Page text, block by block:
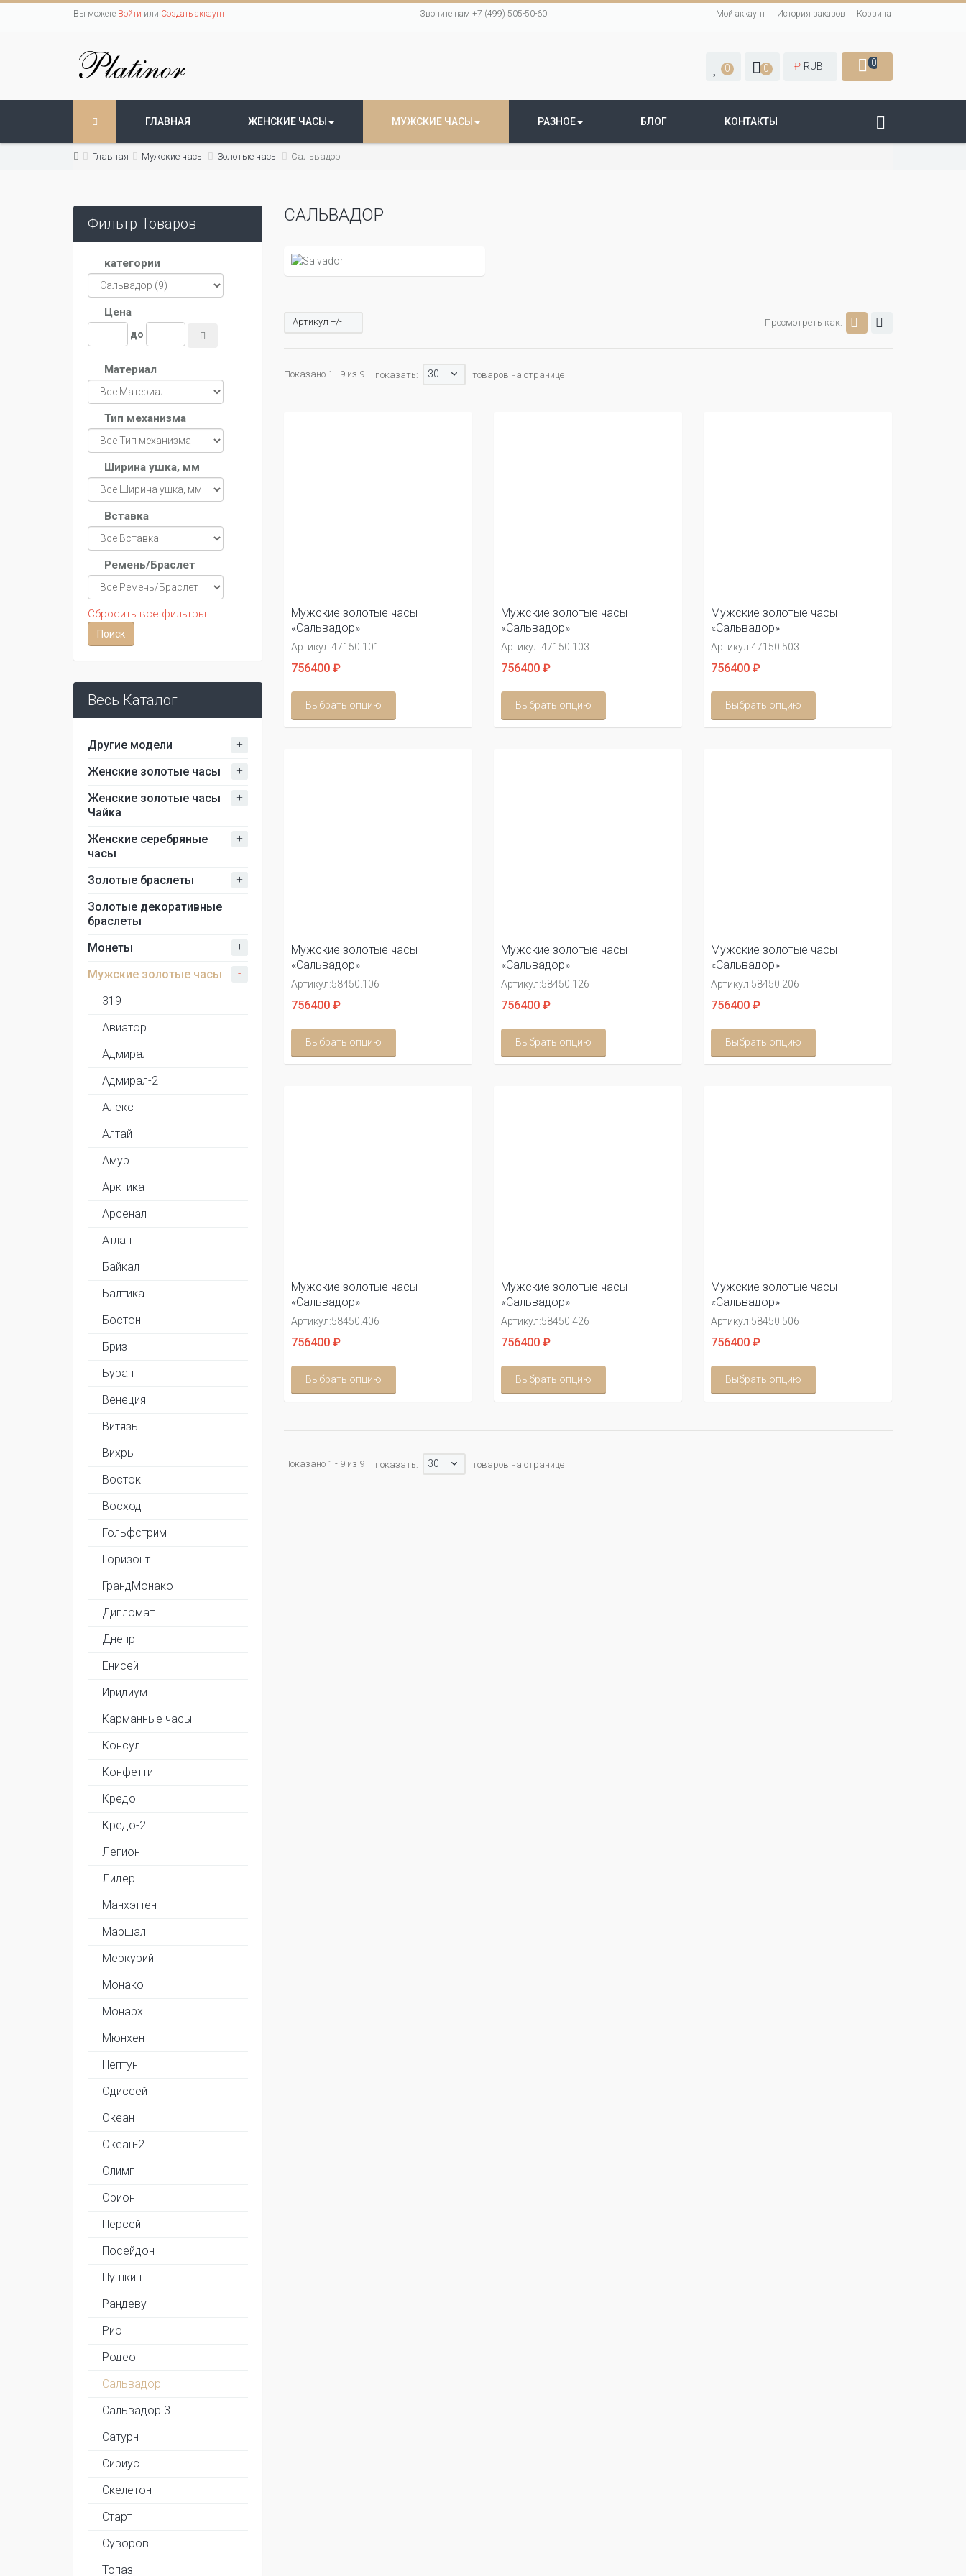
Вы можете Войти или Создать аккаунт Звоните нам +7 (499) 505-50-60 Мой аккаунт История заказов Корзина
0 0 ₽ RUB 0
ГЛАВНАЯ ЖЕНСКИЕ ЧАСЫ МУЖСКИЕ ЧАСЫ РАЗНОЕ БЛОГ КОНТАКТЫ
Главная Мужские часы Золотые часы Сальвадор
Фильтр Товаров
категории
Цена
до
Материал
Тип механизма
Ширина ушка, мм
Вставка
Ремень/Браслет
Сбросить все фильтры
Весь Каталог
Другие модели +
Женские золотые часы +
Женские золотые часы
Чайка
+
Женские серебряные
часы
+
Золотые браслеты +
Золотые декоративные
браслеты
Монеты
+
Мужские золотые часы -
319
Авиатор
Адмирал
Адмирал-2
Алекс
Алтай
Амур
Арктика
Арсенал
Атлант
Байкал
Балтика
Бостон
Бриз
Буран
Венеция
Витязь
Вихрь
Восток
Восход
Гольфстрим
Горизонт
ГрандМонако
Дипломат
Днепр
Енисей
Иридиум
Карманные часы
Консул
Конфетти
Кредо
Кредо-2
Легион
Лидер
Манхэттен
Маршал
Меркурий
Монако
Монарх
Мюнхен
Нептун
Одиссей
Океан
Океан-2
Олимп
Орион
Персей
Посейдон
Пушкин
Рандеву
Рио
Родео
Сальвадор
Сальвадор 3
Сатурн
Сириус
Скелетон
Старт
Суворов
Топаз
САЛЬВАДОР
Просмотреть как:
Артикул +/-
Показано 1 - 9 из 9 показать: 30 товаров на странице
Мужские золотые часы
«Сальвадор»
Артикул:47150.101
756400 ₽
Выбрать опцию
Мужские золотые часы
«Сальвадор»
Артикул:47150.103
756400 ₽
Выбрать опцию
Мужские золотые часы
«Сальвадор»
Артикул:47150.503
756400 ₽
Выбрать опцию
Мужские золотые часы
«Сальвадор»
Артикул:58450.106
756400 ₽
Выбрать опцию
Мужские золотые часы
«Сальвадор»
Артикул:58450.126
756400 ₽
Выбрать опцию
Мужские золотые часы
«Сальвадор»
Артикул:58450.206
756400 ₽
Выбрать опцию
Мужские золотые часы
«Сальвадор»
Артикул:58450.406
756400 ₽
Выбрать опцию
Мужские золотые часы
«Сальвадор»
Артикул:58450.426
756400 ₽
Выбрать опцию
Мужские золотые часы
«Сальвадор»
Артикул:58450.506
756400 ₽
Выбрать опцию
Показано 1 - 9 из 9 показать: 30 товаров на странице